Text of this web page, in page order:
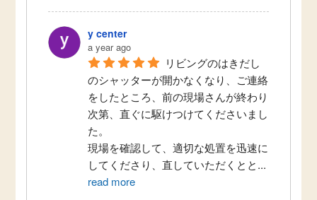
y center
a year ago
リビングのはきだし
のシャッターが開かなくなり、ご連絡
をしたところ、前の現場さんが終わり
次第、直ぐに駆けつけてくださいまし
た。
現場を確認して、適切な処置を迅速に
してくださり、直していただくとと...
read more